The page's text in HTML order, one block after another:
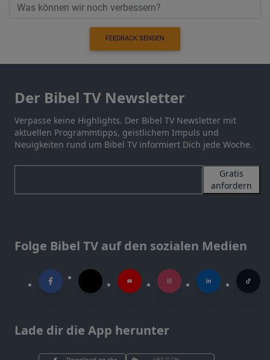
FEEDBACK SENDEN
Der Bibel TV Newsletter
Verpasse keine Highlights. Der Bibel TV Newsletter mit
aktuellen Programmtipps, geistlichem Impuls und
Neuigkeiten rund um Bibel TV informiert Dich jede Woche.
Gratis
anfordern
Folge Bibel TV auf den sozialen Medien
Lade dir die App herunter